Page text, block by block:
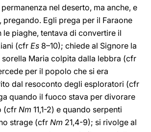
nel deserto, ma anche, e
Egli prega per il Faraone
le piaghe, tentava di convertire il
(cfr Es 8–10); chiede al Signore la
Maria colpita dalla lebbra (cfr
per il popolo che si era
dal resoconto degli esploratori (cfr
quando il fuoco stava per divorare
(cfr Nm 11,1-2) e quando serpenti
strage (cfr Nm 21,4-9); si rivolge al